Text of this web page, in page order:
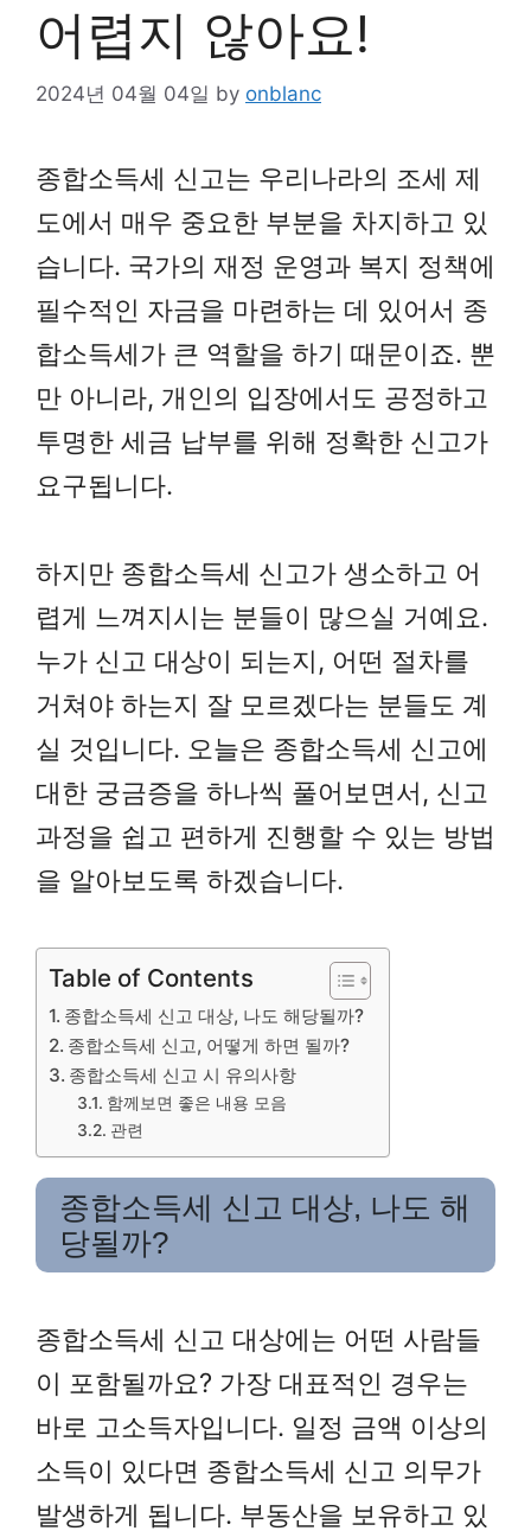
어렵지 않아요!
2024년 04월 04일 by onblanc
종합소득세 신고는 우리나라의 조세 제
도에서 매우 중요한 부분을 차지하고 있
습니다. 국가의 재정 운영과 복지 정책에
필수적인 자금을 마련하는 데 있어서 종
합소득세가 큰 역할을 하기 때문이죠. 뿐
만 아니라, 개인의 입장에서도 공정하고
투명한 세금 납부를 위해 정확한 신고가
요구됩니다.
하지만 종합소득세 신고가 생소하고 어
렵게 느껴지시는 분들이 많으실 거예요.
누가 신고 대상이 되는지, 어떤 절차를
거쳐야 하는지 잘 모르겠다는 분들도 계
실 것입니다. 오늘은 종합소득세 신고에
대한 궁금증을 하나씩 풀어보면서, 신고
과정을 쉽고 편하게 진행할 수 있는 방법
을 알아보도록 하겠습니다.
Table of Contents
종합소득세 신고 대상, 나도 해당될까?
종합소득세 신고, 어떻게 하면 될까?
종합소득세 신고 시 유의사항
함께보면 좋은 내용 모음
관련
종합소득세 신고 대상, 나도 해
당될까?
종합소득세 신고 대상에는 어떤 사람들
이 포함될까요? 가장 대표적인 경우는
바로 고소득자입니다. 일정 금액 이상의
소득이 있다면 종합소득세 신고 의무가
발생하게 됩니다. 부동산을 보유하고 있